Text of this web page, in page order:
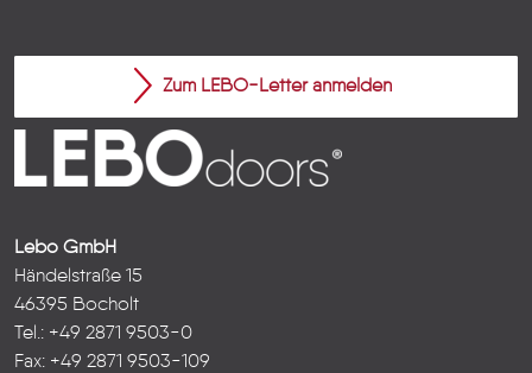
Zum LEBO-Letter anmelden
Lebo GmbH
Händelstraße 15
46395 Bocholt
Tel.: +49 2871 9503-0
Fax: +49 2871 9503-109